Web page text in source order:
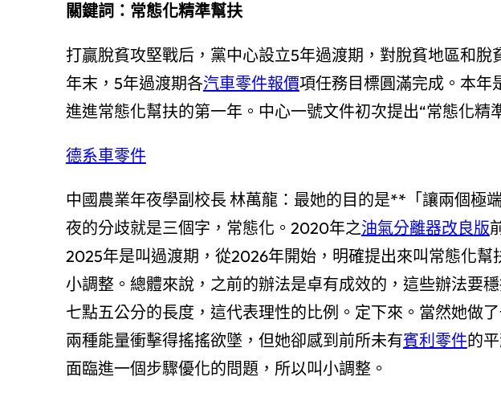
關鍵詞：常態化精準幫扶
打贏脫貧攻堅戰后，黨中心設立5年過渡期，對脫貧地區和
年末，5年過渡期各汽車零件報價項任務目標圓滿完成。本年
進進常態化幫扶的第一年。中心一號文件初次提出“常態化精
德系車零件
中國農業年夜學副校長 林萬龍：最她的目的是**「讓兩個極
夜的分歧就是三個字，常態化。2020年之油氣分離器改良版
2025年是叫過渡期，從2026年開始，明確提出來叫常態化幫
小調整。總體來說，之前的辦法是卓有成效的，這些辦法要
七點五公分的長度，這代表理性的比例。定下來。當然她做
兩種能量衝擊得搖搖欲墜，但她卻感到前所未有賓利零件的
面臨進一個步驟優化的問題，所以叫小調整。